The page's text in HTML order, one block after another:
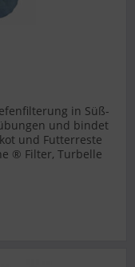
in Süß-
und bindet
und Futterreste
® Filter, Turbelle